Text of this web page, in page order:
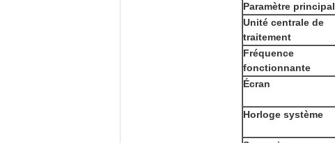
Paramètre principal
Unité centrale de
traitement
Fréquence
fonctionnante
Écran
Horloge système